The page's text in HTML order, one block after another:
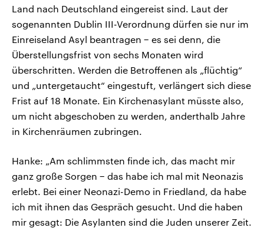
Land nach Deutschland eingereist sind. Laut der
sogenannten Dublin III-Verordnung dürfen sie nur im
Einreiseland Asyl beantragen − es sei denn, die
Überstellungsfrist von sechs Monaten wird
überschritten. Werden die Betroffenen als „flüchtig“
und „untergetaucht“ eingestuft, verlängert sich diese
Frist auf 18 Monate. Ein Kirchenasylant müsste also,
um nicht abgeschoben zu werden, anderthalb Jahre
in Kirchenräumen zubringen.
Hanke: „Am schlimmsten finde ich, das macht mir
ganz große Sorgen − das habe ich mal mit Neonazis
erlebt. Bei einer Neonazi-Demo in Friedland, da habe
ich mit ihnen das Gespräch gesucht. Und die haben
mir gesagt: Die Asylanten sind die Juden unserer Zeit.